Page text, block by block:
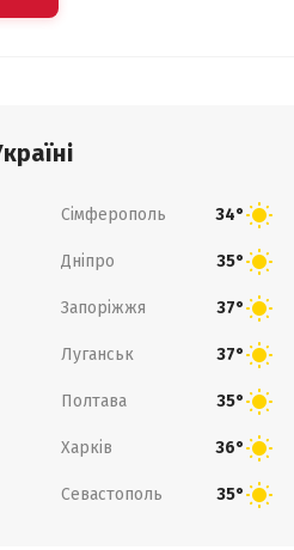
Сімферополь 34°
Дніпро 35°
Запоріжжя 37°
Луганськ 37°
Полтава 35°
Харків 36°
Севастополь 35°